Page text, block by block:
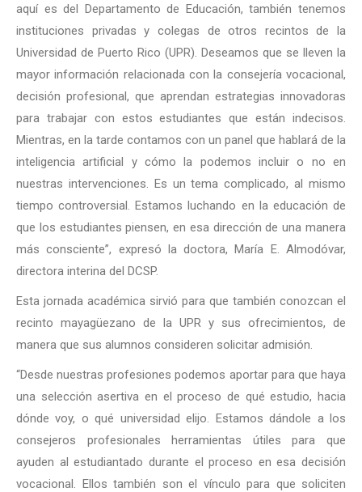
aquí es del Departamento de Educación, también tenemos
instituciones privadas y colegas de otros recintos de la
Universidad de Puerto Rico (UPR). Deseamos que se lleven la
mayor información relacionada con la consejería vocacional,
decisión profesional, que aprendan estrategias innovadoras
para trabajar con estos estudiantes que están indecisos.
Mientras, en la tarde contamos con un panel que hablará de la
inteligencia artificial y cómo la podemos incluir o no en
nuestras intervenciones. Es un tema complicado, al mismo
tiempo controversial. Estamos luchando en la educación de
que los estudiantes piensen, en esa dirección de una manera
más consciente”, expresó la doctora, María E. Almodóvar,
directora interina del DCSP.
Esta jornada académica sirvió para que también conozcan el
recinto mayagüezano de la UPR y sus ofrecimientos, de
manera que sus alumnos consideren solicitar admisión.
“Desde nuestras profesiones podemos aportar para que haya
una selección asertiva en el proceso de qué estudio, hacia
dónde voy, o qué universidad elijo. Estamos dándole a los
consejeros profesionales herramientas útiles para que
ayuden al estudiantado durante el proceso en esa decisión
vocacional. Ellos también son el vínculo para que soliciten